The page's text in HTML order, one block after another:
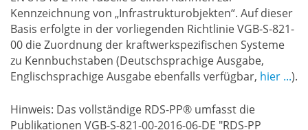
Kennzeichnung von „Infrastrukturobjekten“. Auf dieser
Basis erfolgte in der vorliegenden Richtlinie VGB-S-821-
00 die Zuordnung der kraftwerkspezifischen Systeme
zu Kennbuchstaben (Deutschsprachige Ausgabe,
Englischsprachige Ausgabe ebenfalls verfügbar, hier ...).
Hinweis: Das vollständige RDS-PP® umfasst die
Publikationen VGB-S-821-00-2016-06-DE "RDS-PP